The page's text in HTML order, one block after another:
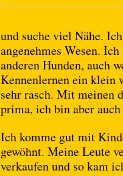
und suche viel Nähe.
angenehmes Wesen.
anderen Hunden, auch
Kennenlernen ein klein
sehr rasch. Mit meinen
prima, ich bin aber
Ich komme gut mit
gewöhnt. Meine Leute
verkaufen und so kam